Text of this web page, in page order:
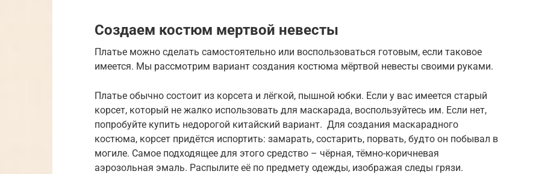
Создаем костюм мертвой невесты
Платье можно сделать самостоятельно или воспользоваться готовым, если таковое
имеется. Мы рассмотрим вариант создания костюма мёртвой невесты своими руками.
Платье обычно состоит из корсета и лёгкой, пышной юбки. Если у вас имеется старый
корсет, который не жалко использовать для маскарада, воспользуйтесь им. Если нет,
попробуйте купить недорогой китайский вариант. Для создания маскарадного
костюма, корсет придётся испортить: замарать, состарить, порвать, будто он побывал в
могиле. Самое подходящее для этого средство – чёрная, тёмно-коричневая
аэрозольная эмаль. Распылите её по предмету одежды, изображая следы грязи.